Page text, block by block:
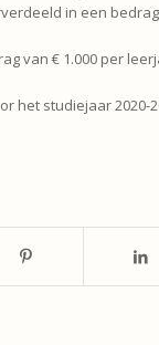
in een
van € 1.000 per
het studiejaar